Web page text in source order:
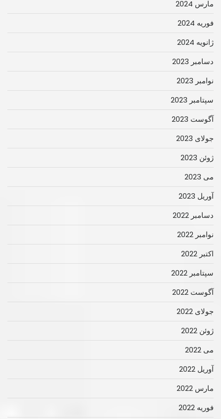
مارس 2024
فوریه 2024
ژانویه 2024
دسامبر 2023
نوامبر 2023
سپتامبر 2023
آگوست 2023
جولای 2023
ژوئن 2023
می 2023
آوریل 2023
دسامبر 2022
نوامبر 2022
اکتبر 2022
سپتامبر 2022
آگوست 2022
جولای 2022
ژوئن 2022
می 2022
آوریل 2022
مارس 2022
فوریه 2022